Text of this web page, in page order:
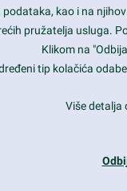
Smart and
Unlimited
Mobile ready
kao i na
pružatelja usluga.
Klikom na
tip kolačića
Više detalja